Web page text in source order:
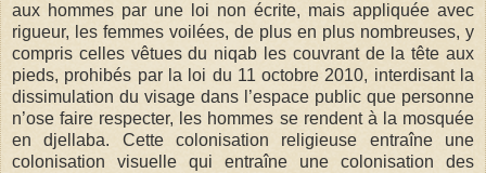
aux hommes par une loi non écrite, mais appliquée avec
rigueur, les femmes voilées, de plus en plus nombreuses, y
compris celles vêtues du niqab les couvrant de la tête aux
pieds, prohibés par la loi du 11 octobre 2010, interdisant la
dissimulation du visage dans l’espace public que personne
n’ose faire respecter, les hommes se rendent à la mosquée
en djellaba. Cette colonisation religieuse entraîne une
colonisation visuelle qui entraîne une colonisation des